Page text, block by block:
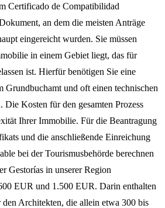
Certificado de Compatibilidad
an dem die meisten Anträge
eingereicht wurden. Sie müssen
in einem Gebiet liegt, das für
ist. Hierfür benötigen Sie eine
Grundbuchamt und oft einen technischen
Kosten für den gesamten Prozess
Ihrer Immobilie. Für die Beantragung
und die anschließende Einreichung
bei der Tourismusbehörde berechnen
Gestorías in unserer Region
EUR und 1.500 EUR. Darin enthalten
Architekten, die allein etwa 300 bis